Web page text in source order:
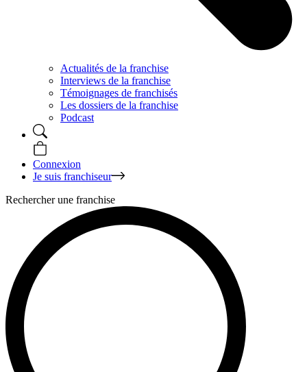
Actualités de la franchise
Interviews de la franchise
Témoignages de franchisés
Les dossiers de la franchise
Podcast
Connexion
Je suis franchiseur
Rechercher une franchise